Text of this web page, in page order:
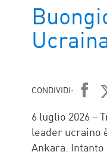
CONDIVIDI:
6 luglio 2026 –
leader ucraino
Ankara.